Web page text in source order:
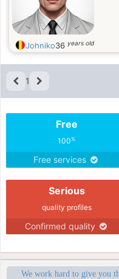
Johniko36 years old
1
Free
100%
Free services
Serious
quality profiles
Confirmed quality
We work hard to give you